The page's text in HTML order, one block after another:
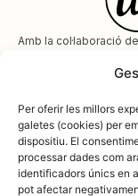
Per oferir les millors
galetes (cookies) per
dispositiu. El
processar dades com
identificadors únics en
pot afectar
Amb la col·laboració